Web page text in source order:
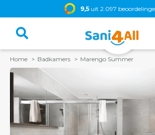
9,5 uit 2.097
Home Badkamers Marengo Summer